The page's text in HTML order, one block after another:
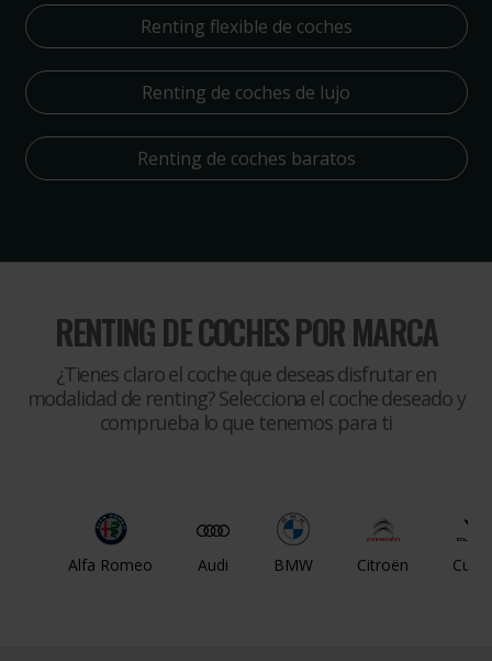
Renting flexible de coches
Renting de coches de lujo
Renting de coches baratos
RENTING DE COCHES POR MARCA
¿Tienes claro el coche que deseas disfrutar en
modalidad de renting? Selecciona el coche deseado y
comprueba lo que tenemos para ti
Alfa Romeo Audi BMW Citroën